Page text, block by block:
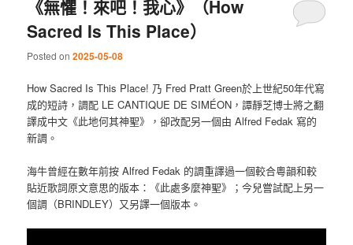
《無懼！來吧！我心》（How
Sacred Is This Place）
Posted on2025-05-08
How Sacred Is This Place! 乃 Fred Pratt Green於上世紀50年代寫
成的短詩，調配 LE CANTIQUE DE SIMÉON，譚靜芝博士將之翻
譯成中文《此地何其神聖》，卻改配另一個由 Alfred Fedak 寫的
新調。
海牛曾經在數年前按 Alfred Fedak 的調重譯過一個較合粵韻和較
貼近歌詞原文意思的版本：《此處多麼神聖》；今兒嘗試配上另一
個調（BRINDLEY）又另譯一個版本。